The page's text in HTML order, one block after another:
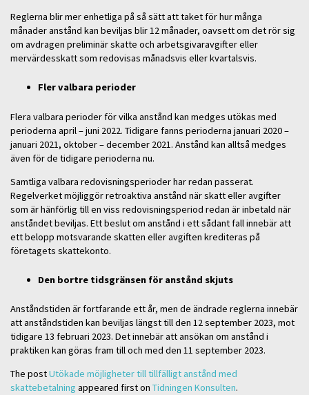
Reglerna blir mer enhetliga på så sätt att taket för hur många
månader anstånd kan beviljas blir 12 månader, oavsett om det rör sig
om avdragen preliminär skatte och arbetsgivaravgifter eller
mervärdesskatt som redovisas månadsvis eller kvartalsvis.
Fler valbara perioder
Flera valbara perioder för vilka anstånd kan medges utökas med
perioderna april – juni 2022. Tidigare fanns perioderna januari 2020 –
januari 2021, oktober – december 2021. Anstånd kan alltså medges
även för de tidigare perioderna nu.
Samtliga valbara redovisningsperioder har redan passerat.
Regelverket möjliggör retroaktiva anstånd när skatt eller avgifter
som är hänförlig till en viss redovisningsperiod redan är inbetald när
anståndet beviljas. Ett beslut om anstånd i ett sådant fall innebär att
ett belopp motsvarande skatten eller avgiften krediteras på
företagets skattekonto.
Den bortre tidsgränsen för anstånd skjuts
Anståndstiden är fortfarande ett år, men de ändrade reglerna innebär
att anståndstiden kan beviljas längst till den 12 september 2023, mot
tidigare 13 februari 2023. Det innebär att ansökan om anstånd i
praktiken kan göras fram till och med den 11 september 2023.
The postUtökade möjligheter till tillfälligt anstånd med
skattebetalning appeared first on Tidningen Konsulten.